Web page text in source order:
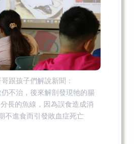
跟孩子們解說新聞：
不治，後來解剖發現牠的腸
長的魚線，因為誤食造成消
不進食而引發敗血症死亡